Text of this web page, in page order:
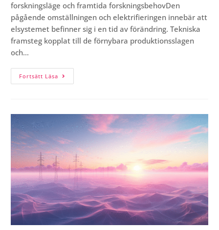
forskningsläge och framtida forskningsbehovDen
pågående omställningen och elektrifieringen innebär att
elsystemet befinner sig i en tid av förändring. Tekniska
framsteg kopplat till de förnybara produktionsslagen
och…
Fortsätt Läsa